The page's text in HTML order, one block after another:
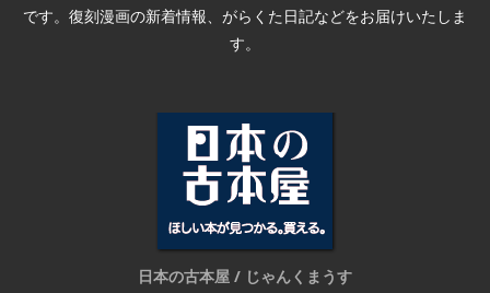
です。復刻漫画の新着情報、がらくた日記などをお届けいたしま
す。
日本の古本屋 / じゃんくまうす